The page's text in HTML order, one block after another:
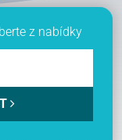
z nabídky